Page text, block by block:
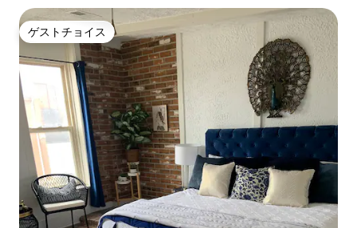
ゲストチョイス
ゲストチョイス